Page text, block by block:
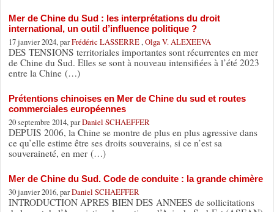
Mer de Chine du Sud : les interprétations du droit
international, un outil d’influence politique ?
17 janvier 2024, parFrédéric LASSERRE , Olga V. ALEXEEVA
DES TENSIONS territoriales importantes sont récurrentes en mer
de Chine du Sud. Elles se sont à nouveau intensifiées à l’été 2023
entre la Chine (…)
Prétentions chinoises en Mer de Chine du sud et routes
commerciales européennes
20 septembre 2014, parDaniel SCHAEFFER
DEPUIS 2006, la Chine se montre de plus en plus agressive dans
ce qu’elle estime être ses droits souverains, si ce n’est sa
souveraineté, en mer (…)
Mer de Chine du Sud. Code de conduite : la grande chimère
30 janvier 2016, parDaniel SCHAEFFER
INTRODUCTION APRES BIEN DES ANNEES de sollicitations